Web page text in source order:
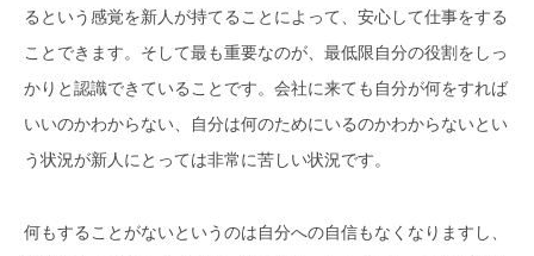
るという感覚を新人が持てることによって、安心して仕事をする
ことできます。そして最も重要なのが、最低限自分の役割をしっ
かりと認識できていることです。会社に来ても自分が何をすれば
いいのかわからない、自分は何のためにいるのかわからないとい
う状況が新人にとっては非常に苦しい状況です。
何もすることがないというのは自分への自信もなくなりますし、